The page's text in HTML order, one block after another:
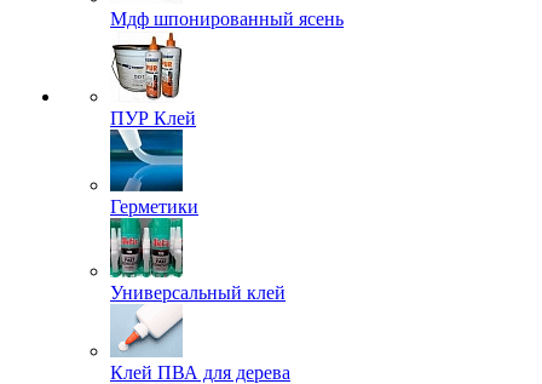
Мдф шпонированный ясень
ПУР Клей
Герметики
Универсальный клей
Клей ПВА для дерева